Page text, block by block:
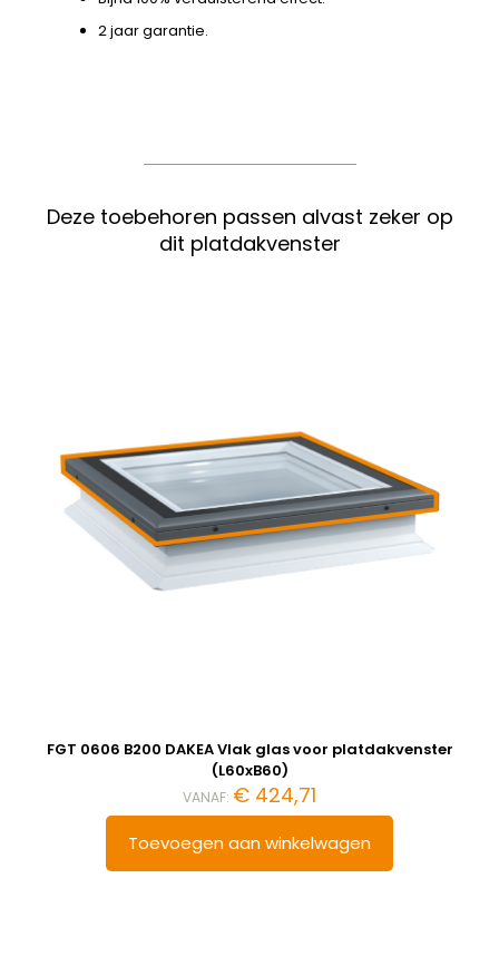
2 jaar garantie.
Deze toebehoren passen alvast zeker op
dit platdakvenster
FGT 0606 B200 DAKEA Vlak glas voor platdakvenster
(L60xB60)
VANAF: € 424,71
Toevoegen aan winkelwagen